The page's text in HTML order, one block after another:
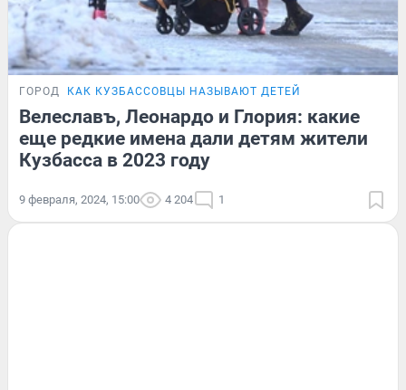
ГОРОД КАК КУЗБАССОВЦЫ НАЗЫВАЮТ ДЕТЕЙ
Велеславъ, Леонардо и Глория: какие
еще редкие имена дали детям жители
Кузбасса в 2023 году
9 февраля, 2024, 15:00 4 204 1